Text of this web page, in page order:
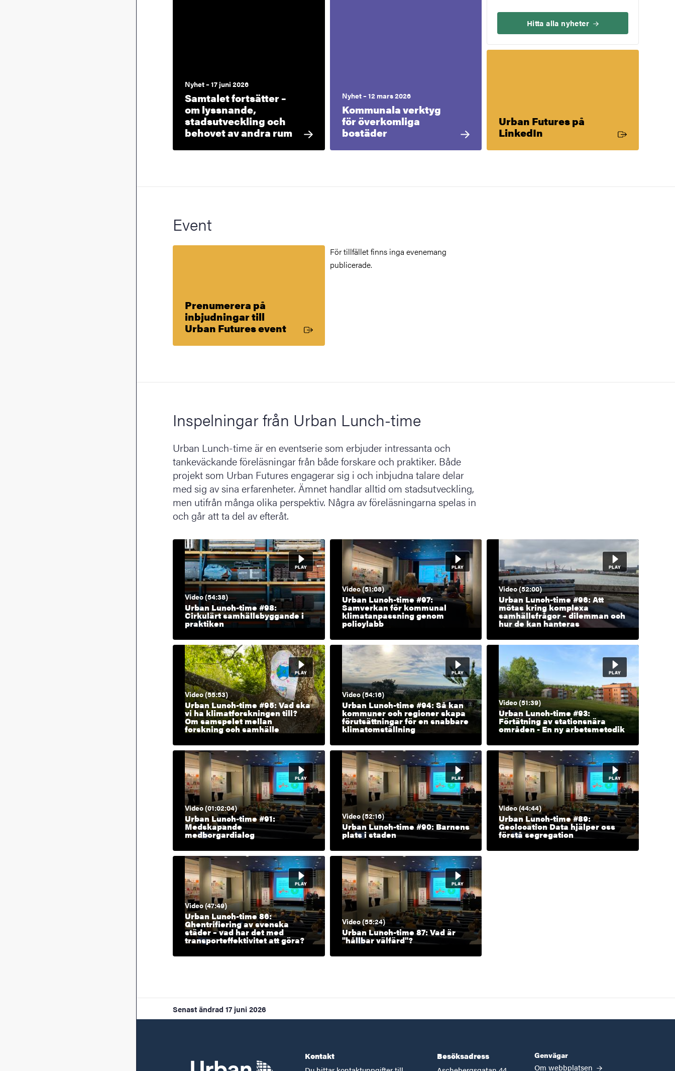
Nyhet – 17 juni 2026
Samtalet fortsätter –
om lyssnande,
stadsutveckling och
behovet av andra rum
Nyhet – 12 mars 2026
Kommunala verktyg
för överkomliga
bostäder
Hitta alla nyheter
Urban Futures på
LinkedIn Extern länk
Event
Prenumerera på
inbjudningar till
Urban Futures eventExtern länk
För tillfället finns inga evenemang
publicerade.
Inspelningar från Urban Lunch-time
Urban Lunch-time är en eventserie som erbjuder intressanta och
tankeväckande föreläsningar från både forskare och praktiker. Både
projekt som Urban Futures engagerar sig i och inbjudna talare delar
med sig av sina erfarenheter. Ämnet handlar alltid om stadsutveckling,
men utifrån många olika perspektiv. Några av föreläsningarna spelas in
och går att ta del av efteråt.
Video (54:38)
Urban Lunch-time #98:
Cirkulärt samhällsbyggande i
praktiken
Video (51:08)
Urban Lunch-time #97:
Samverkan för kommunal
klimatanpassning genom
policylabb
Video (52:00)
Urban Lunch-time #96: Att
mötas kring komplexa
samhällsfrågor – dilemman och
hur de kan hanteras
Video (55:53)
Urban Lunch-time #95: Vad ska
vi ha klimatforskningen till?
Om samspelet mellan
forskning och samhälle
Video (54:16)
Urban Lunch-time #94: Så kan
kommuner och regioner skapa
förutsättningar för en snabbare
klimatomställning
Video (51:39)
Urban Lunch-time #93:
Förtätning av stationsnära
områden - En ny arbetsmetodik
Video (01:02:04)
Urban Lunch-time #91:
Medskapande
medborgardialog
Video (52:16)
Urban Lunch-time #90: Barnens
plats i staden
Video (44:44)
Urban Lunch-time #89:
Geolocation Data hjälper oss
förstå segregation
Video (47:49)
Urban Lunch-time 86:
Ghentrifiering av svenska
städer – vad har det med
transporteffektivitet att göra?
Video (55:24)
Urban Lunch-time 87: Vad är
"hållbar välfärd"?
Senast ändrad 17 juni 2026
Kontakt
Besöksadress
Genvägar
Om webbplatsen